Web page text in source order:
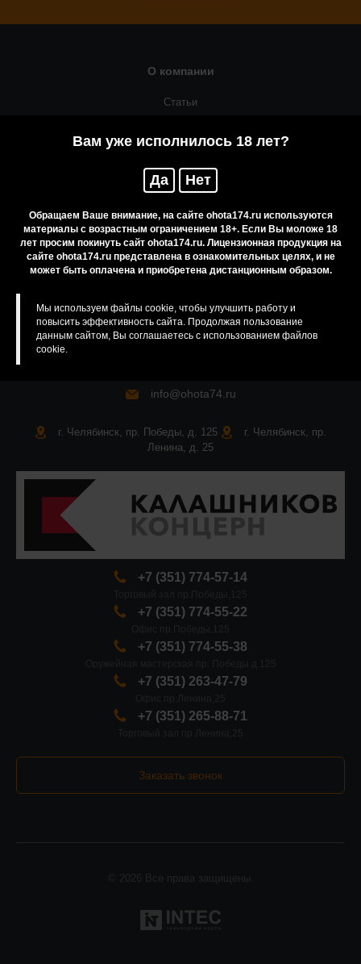
Вам уже исполнилось 18 лет?
Да Нет
Обращаем Ваше внимание, на сайте ohota174.ru используются
материалы с возрастным ограничением 18+. Если Вы моложе 18
лет просим покинуть сайт ohota174.ru. Лицензионная продукция на
сайте ohota174.ru представлена в ознакомительных целях, и не
может быть оплачена и приобретена дистанционным образом.
Мы используем файлы cookie, чтобы улучшить работу и
повысить эффективность сайта. Продолжая пользование
данным сайтом, Вы соглашаетесь с использованием файлов
cookie.
О компании
Статьи
Резервирование
Приобретение лицензионных товаров
Бренды
Карта сайта
info@ohota74.ru
г. Челябинск, пр. Победы, д. 125
г. Челябинск, пр.
Ленина, д. 25
+7 (351) 774-57-14
+7 (351) 774-55-22
+7 (351) 774-55-38
+7 (351) 263-47-79
+7 (351) 265-88-71
Заказать звонок
© 2026 Все права защищены.